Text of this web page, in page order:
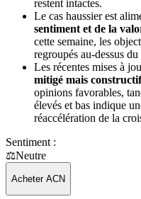
restent intactes.
Le cas haussier est
sentiment et de la
cette semaine, les
regroupés au-dessus
Les récentes mises à
mitigé mais constructif
opinions favorables,
élevés et bas indique
réaccélération de la
Sentiment :
⚖️Neutre
Acheter ACN